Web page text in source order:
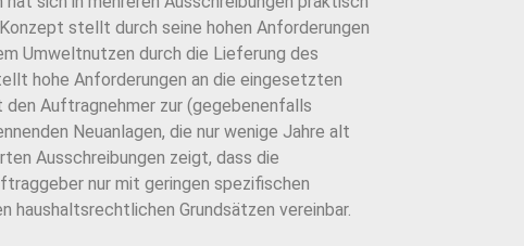
stellt durch seine hohen Anforderungen
Umweltnutzen durch die Lieferung des
hohe Anforderungen an die eingesetzten
Auftragnehmer zur (gegebenenfalls
Neuanlagen, die nur wenige Jahre alt
Ausschreibungen zeigt, dass die
nur mit geringen spezifischen
haushaltsrechtlichen Grundsätzen vereinbar.